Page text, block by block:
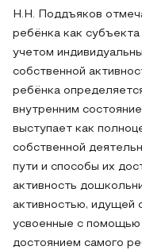
Н.Н. Поддъяков
ребёнка как
учетом
собственной
ребёнка
внутренним
выступает как
собственной
пути и способы их
активность
активностью, идущей
усвоенные с помощью
достоянием самого